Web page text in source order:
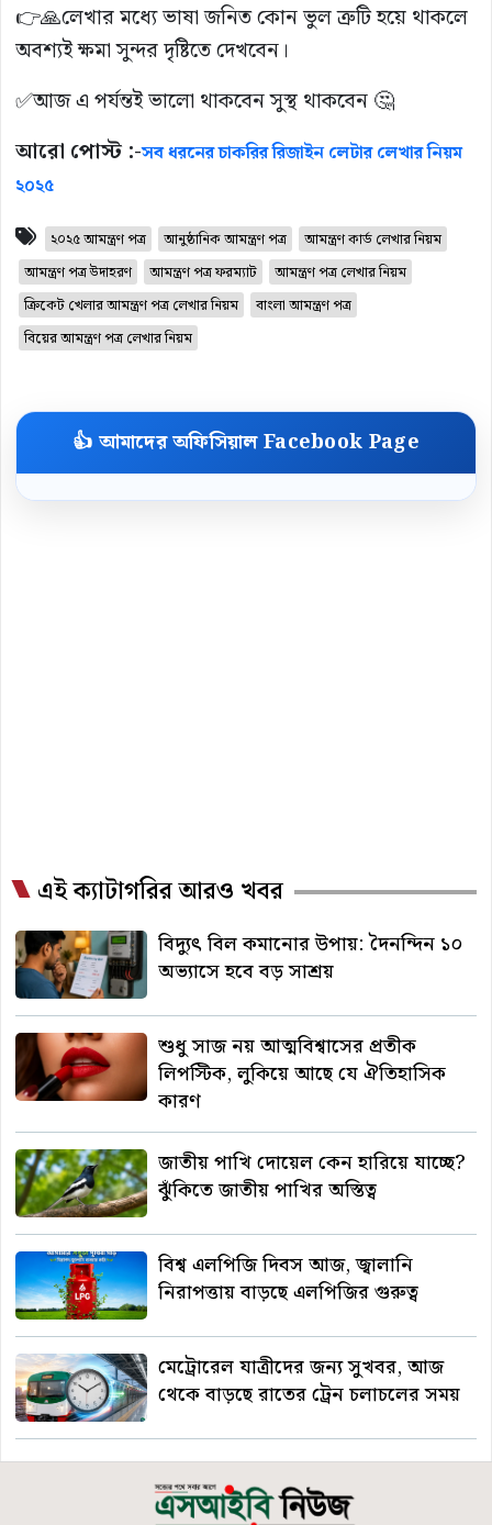
👉🙏লেখার মধ্যে ভাষা জনিত কোন ভুল ত্রুটি হয়ে থাকলে
অবশ্যই ক্ষমা সুন্দর দৃষ্টিতে দেখবেন।
✅আজ এ পর্যন্তই ভালো থাকবেন সুস্থ থাকবেন 🤔
আরো পোস্ট :-সব ধরনের চাকরির রিজাইন লেটার লেখার নিয়ম
২০২৫
২০২৫ আমন্ত্রণ পত্র আনুষ্ঠানিক আমন্ত্রণ পত্র
আমন্ত্রণ কার্ড লেখার নিয়ম
আমন্ত্রণ পত্র উদাহরণ
আমন্ত্রণ পত্র ফরম্যাট
আমন্ত্রণ পত্র লেখার নিয়ম
ক্রিকেট খেলার আমন্ত্রণ পত্র লেখার নিয়ম
বাংলা আমন্ত্রণ পত্র
বিয়ের আমন্ত্রণ পত্র লেখার নিয়ম
👍 আমাদের অফিসিয়াল Facebook Page
এই ক্যাটাগরির আরও খবর
বিদ্যুৎ বিল কমানোর উপায়: দৈনন্দিন ১০
অভ্যাসে হবে বড় সাশ্রয়
শুধু সাজ নয় আত্মবিশ্বাসের প্রতীক
লিপস্টিক, লুকিয়ে আছে যে ঐতিহাসিক
কারণ
জাতীয় পাখি দোয়েল কেন হারিয়ে যাচ্ছে?
ঝুঁকিতে জাতীয় পাখির অস্তিত্ব
বিশ্ব এলপিজি দিবস আজ, জ্বালানি
নিরাপত্তায় বাড়ছে এলপিজির গুরুত্ব
মেট্রোরেল যাত্রীদের জন্য সুখবর, আজ
থেকে বাড়ছে রাতের ট্রেন চলাচলের সময়